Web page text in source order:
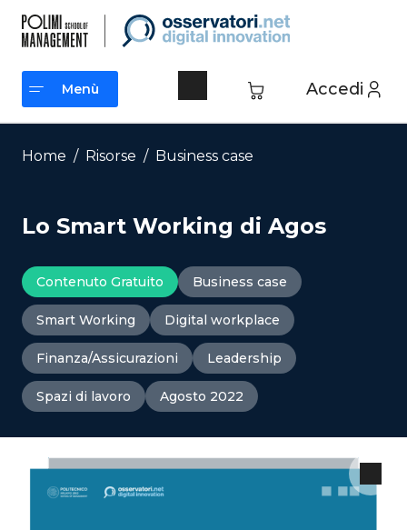
contenuto
Accedi
Menù
Menù
Home / Risorse / Business case
Lo Smart Working di Agos
Contenuto Gratuito Business case
Smart Working Digital workplace
Finanza/Assicurazioni Leadership
Spazi di lavoro Agosto 2022